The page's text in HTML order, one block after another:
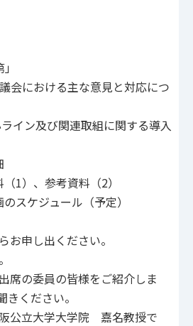
会における主な意見と対応につ
イン及び関連取組に関する導入
1）、参考資料（2）
スケジュール（予定）
お申し出ください。
席の委員の皆様をご紹介しま
きください。
公立大学大学院 嘉名教授で